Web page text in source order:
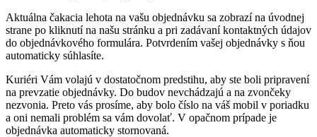
Aktuálna čakacia lehota na vašu objednávku sa zobrazí na úvodnej
strane po kliknutí na našu stránku a pri zadávaní kontaktných údajov
do objednávkového formulára. Potvrdením vašej objednávky s ňou
automaticky súhlasíte.
Kuriéri Vám volajú v dostatočnom predstihu, aby ste boli pripravení
na prevzatie objednávky. Do budov nevchádzajú a na zvončeky
nezvonia. Preto vás prosíme, aby bolo číslo na váš mobil v poriadku
a oni nemali problém sa vám dovolať. V opačnom prípade je
objednávka automaticky stornovaná.